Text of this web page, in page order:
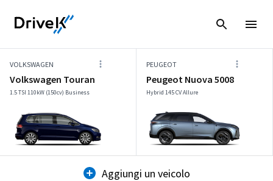
VOLKSWAGEN
Volkswagen Touran
1.5 TSI 110kW (150cv) Business
PEUGEOT
Peugeot Nuova 5008
Hybrid 145 CV Allure
Aggiungi un veicolo